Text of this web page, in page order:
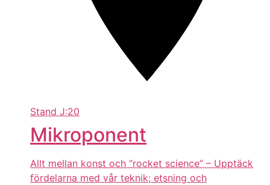
Stand J:20
Mikroponent
Allt mellan konst och “rocket science” – Upptäck
fördelarna med vår teknik; etsning och